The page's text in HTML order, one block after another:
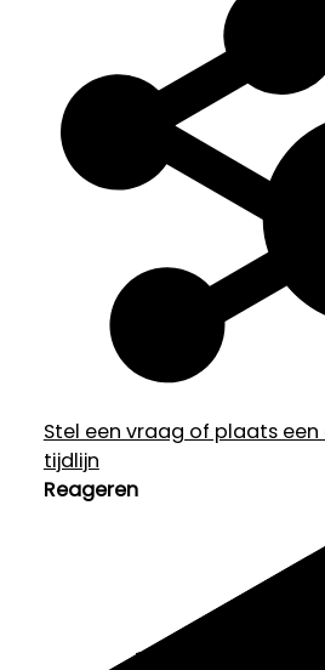
Stel een vraag of plaats
tijdlijn
Reageren